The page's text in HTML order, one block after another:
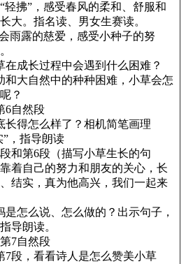
轻拂”，感受春风的柔和、舒服和
大。指名读、男女生赛读。
雨露的慈爱，感受小种子的努
在成长过程中会遇到什么困难？
和大自然中的种种困难，小草会怎
？
6自然段
长得怎么样了？相机简笔画理
”，指导朗读
段和第6段（描写小草生长的句
着自己的努力和朋友的关心，长
结实，真为他高兴，我们一起来
是怎么说、怎么做的？出示句子，
导朗读。
7自然段
7段，看看诗人是怎么赞美小草